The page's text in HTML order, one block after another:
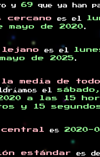
y 69 que ya han
cercano es el
mayo de 2020 .
lejano es el
mayo de 2025 .
la media de
el
a las 15
y 15
es 2020-
estándar es